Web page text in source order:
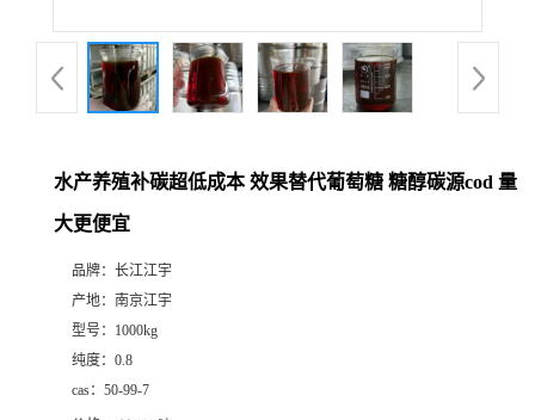
水产养殖补碳超低成本 效果替代葡萄糖 糖醇碳源cod 量
大更便宜
品牌： 长江江宇
产地： 南京江宇
型号： 1000kg
纯度： 0.8
cas： 50-99-7